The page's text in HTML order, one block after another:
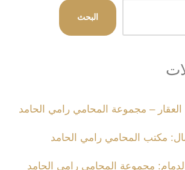
البحث
– مجموعة المحامي رامي الحامد
مكتب المحامي رامي الحامد
مجموعة المحامي رامي الحامد